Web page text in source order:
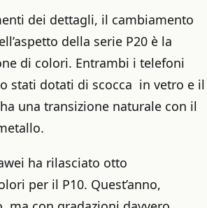
dei dettagli, il cambiamento
della serie P20 è la
di colori. Entrambi i telefoni
stati dotati di scocca in vetro e il
una transizione naturale con il
ha rilasciato otto
per il P10. Quest’anno,